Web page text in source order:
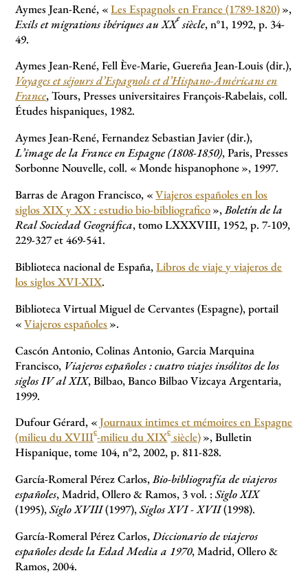
Aymes Jean-René, «Les Espagnols en France (1789-1820)»,
Exils et migrations ibériques au XXesiècle, n°1, 1992, p. 34-
49.
Aymes Jean-René, Fell Ève-Marie, Guereña Jean-Louis (dir.),
Voyages et séjours d’Espagnols et d’Hispano-Américans en
France, Tours, Presses universitaires François-Rabelais, coll.
Études hispaniques, 1982.
Aymes Jean-René, Fernandez Sebastian Javier (dir.),
L’image de la France en Espagne (1808-1850), Paris, Presses
Sorbonne Nouvelle, coll. «Monde hispanophone», 1997.
Barras de Aragon Francisco, «Viajeros españoles en los
siglos XIX y XX : estudio bio-bibliografico»,Boletín de la
Real Sociedad Geográfica, tomo LXXXVIII, 1952, p. 7-109,
229-327 et 469-541.
Biblioteca nacional de España,Libros de viaje y viajeros de
los siglos XVI-XIX.
Biblioteca Virtual Miguel de Cervantes (Espagne), portail
«Viajeros españoles ».
Cascón Antonio, Colinas Antonio, Garcia Marquina
Francisco, Viajeros españoles : cuatro viajes insólitos de los
siglos IV al XIX, Bilbao, Banco Bilbao Vizcaya Argentaria,
1999.
Dufour Gérard, «Journaux intimes et mémoires en Espagne
(milieu du XVIIIe-milieu du XIXesiècle)», Bulletin
Hispanique, tome 104, n°2, 2002, p. 811-828.
García-Romeral Pérez Carlos,Bio-bibliografía de viajeros
españoles, Madrid, Ollero & Ramos, 3 vol. :Siglo XIX
(1995),Siglo XVIII(1997),Siglos XVI - XVII(1998).
García-Romeral Pérez Carlos,Diccionario de viajeros
españoles desde la Edad Media a 1970, Madrid, Ollero &
Ramos, 2004.